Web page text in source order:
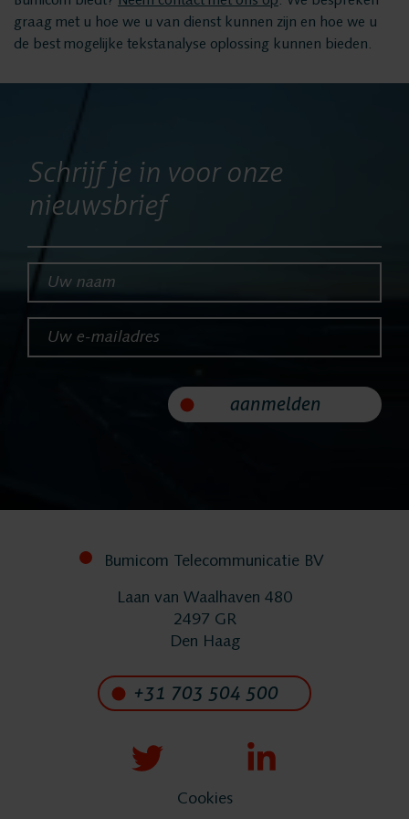
Nieuws
Helpdesk
24/7 Support
Vervangende
systemen
Systeemonderhoud
Services
Contact
graag met u hoe we u van dienst kunnen zijn en hoe we u
de best mogelijke tekstanalyse oplossing kunnen bieden.
Schrijf je in voor onze
nieuwsbrief
Uw naam*
Uw e-mailadres*
aanmelden
Bumicom Telecommunicatie BV
Laan van Waalhaven 480
2497 GR
Den Haag
+31 703 504 500
Cookies